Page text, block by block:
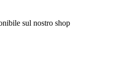
sul nostro shop